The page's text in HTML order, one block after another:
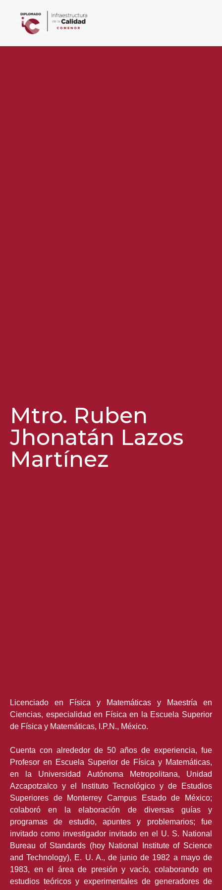
Mtro. Ruben
Jhonatán Lazos
Martínez
Licenciado en Física y Matemáticas y Maestría en
Ciencias, especialidad en Física en la Escuela Superior
de Física y Matemáticas, I.P.N., México.
Cuenta con alrededor de 50 años de experiencia, fue
Profesor en Escuela Superior de Física y Matemáticas,
en la Universidad Autónoma Metropolitana, Unidad
Azcapotzalco y el Instituto Tecnológico y de Estudios
Superiores de Monterrey Campus Estado de México;
colaboró en la elaboración de diversas guías y
programas de estudio, apuntes y problemarios; fue
invitado como investigador invitado en el U. S. National
Bureau of Standards (hoy National Institute of Science
and Technology), E. U. A., de junio de 1982 a mayo de
1983, en el área de presión y vacío, colaborando en
estudios teóricos y experimentales de generadores de